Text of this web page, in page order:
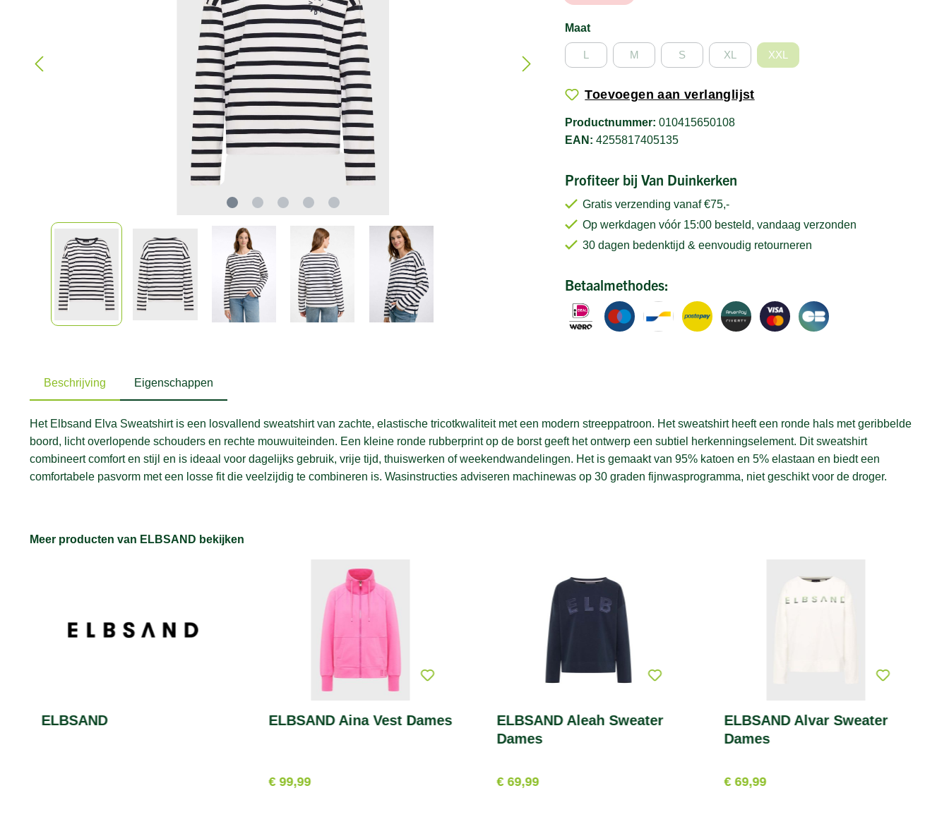
Maat
L M S XL XXL
Toevoegen aan verlanglijst
Productnummer:010415650108
EAN:4255817405135
Profiteer bij Van Duinkerken
Gratis verzending vanaf €75,-
Op werkdagen vóór 15:00 besteld, vandaag verzonden
30 dagen bedenktijd & eenvoudig retourneren
Betaalmethodes:
Beschrijving Eigenschappen
Het Elbsand Elva Sweatshirt is een losvallend sweatshirt van zachte, elastische tricotkwaliteit met een modern streeppatroon. Het sweatshirt heeft een ronde hals met geribbelde
boord, licht overlopende schouders en rechte mouwuiteinden. Een kleine ronde rubberprint op de borst geeft het ontwerp een subtiel herkenningselement. Dit sweatshirt
combineert comfort en stijl en is ideaal voor dagelijks gebruik, vrije tijd, thuiswerken of weekendwandelingen. Het is gemaakt van 95% katoen en 5% elastaan en biedt een
comfortabele pasvorm met een losse fit die veelzijdig te combineren is. Wasinstructies adviseren machinewas op 30 graden fijnwasprogramma, niet geschikt voor de droger.
Meer producten van ELBSAND bekijken
ELBSAND ELBSAND Aina Vest Dames
€ 99,99
ELBSAND Aleah Sweater
Dames
€ 69,99
ELBSAND Alvar Sweater
Dames
€ 69,99